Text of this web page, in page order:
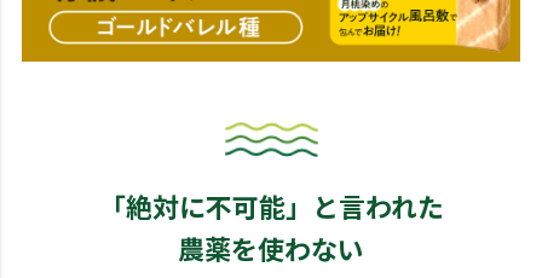
「絶対に不可能」と言われた
農薬を使わない